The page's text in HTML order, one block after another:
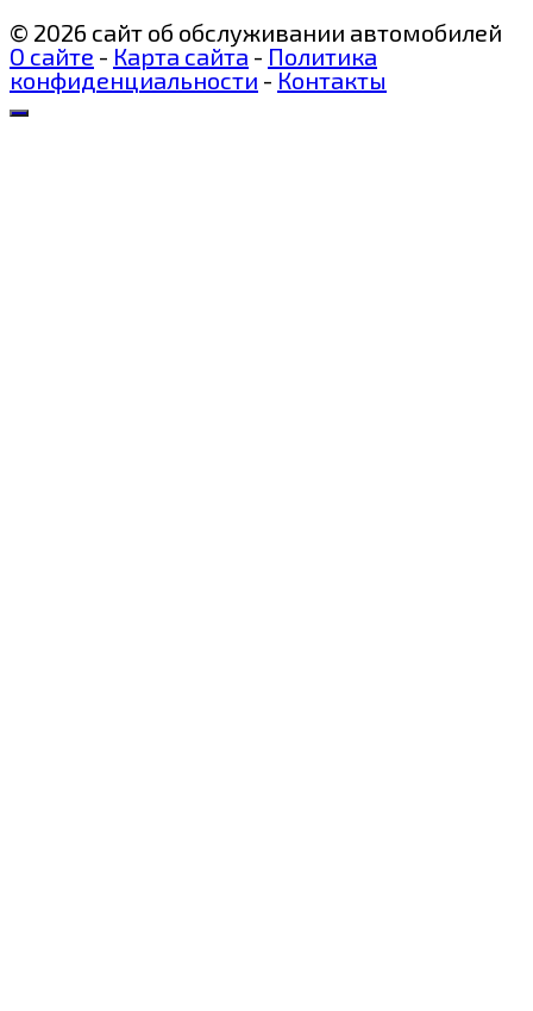
© 2026 сайт об обслуживании автомобилей
О сайте - Карта сайта - Политика
конфиденциальности - Контакты